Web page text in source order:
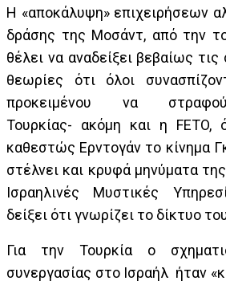
Η «αποκάλυψη» επιχειρήσεων
δράσης της Μοσάντ, από την
θέλει να αναδείξει βεβαίως
θεωρίες ότι όλοι
προκειμένου να
Τουρκίας- ακόμη και η FETO,
καθεστώς Ερντογάν το κίνημα
στέλνει και κρυφά μηνύματα
Ισραηλινές Μυστικές
δείξει ότι γνωρίζει το δίκτυο
Για την Τουρκία ο
συνεργασίας στο Ισραήλ ήταν